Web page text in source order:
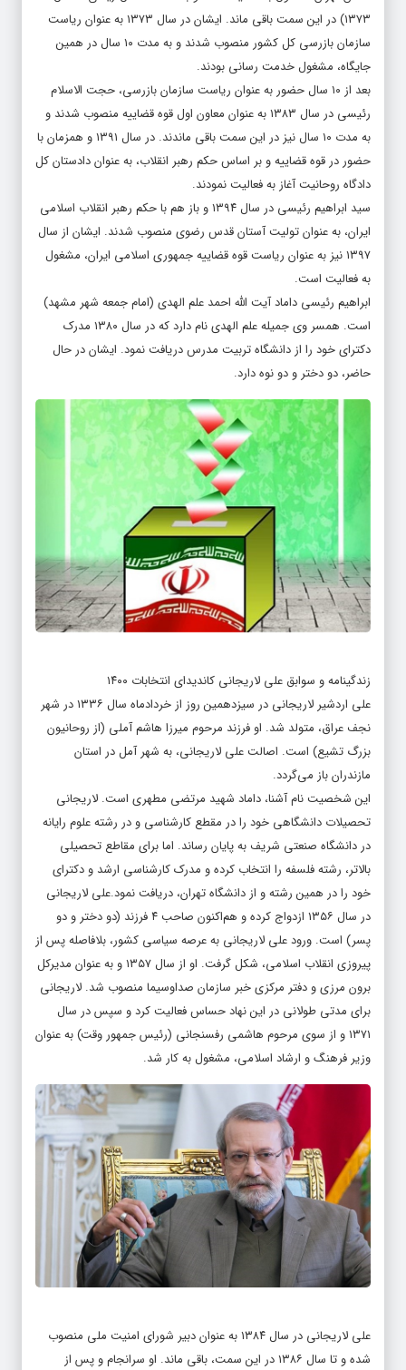
۱۳۷۳) در این سمت باقی ماند. ایشان در سال ۱۳۷۳ به عنوان ریاست
سازمان بازرسی کل کشور منصوب شدند و به مدت ۱۰ سال در همین
جایگاه، مشغول خدمت رسانی بودند.
بعد از ۱۰ سال حضور به عنوان ریاست سازمان بازرسی، حجت الاسلام
رئیسی در سال ۱۳۸۳ به عنوان معاون اول قوه قضاییه منصوب شدند و
به مدت ۱۰ سال نیز در این سمت باقی ماندند. در سال ۱۳۹۱ و همزمان با
حضور در قوه قضاییه و بر اساس حکم رهبر انقلاب، به عنوان دادستان کل
دادگاه روحانیت آغاز به فعالیت نمودند.
سید ابراهیم رئیسی در سال ۱۳۹۴ و باز هم با حکم رهبر انقلاب اسلامی
ایران، به عنوان تولیت آستان قدس رضوی منصوب شدند. ایشان از سال
۱۳۹۷ نیز به عنوان ریاست قوه قضاییه جمهوری اسلامی ایران، مشغول
به فعالیت است.
ابراهیم رئیسی داماد آیت الله احمد علم الهدی (امام جمعه شهر مشهد)
است. همسر وی جمیله علم الهدی نام دارد که در سال ۱۳۸۰ مدرک
دکترای خود را از دانشگاه تربیت مدرس دریافت نمود. ایشان در حال
حاضر، دو دختر و دو نوه دارد.
زندگینامه و سوابق علی لاریجانی کاندیدای انتخابات ۱۴۰۰
علی اردشیر لاریجانی در سیزدهمین روز از خردادماه سال ۱۳۳۶ در شهر
نجف عراق، متولد شد. او فرزند مرحوم میرزا هاشم آملی (از روحانیون
بزرگ تشیع) است. اصالت علی لاریجانی، به شهر آمل در استان
مازندران باز می‌گردد.
این شخصیت نام آشنا، داماد شهید مرتضی مطهری است. لاریجانی
تحصیلات دانشگاهی خود را در مقطع کارشناسی و در رشته علوم رایانه
در دانشگاه صنعتی شریف به پایان رساند. اما برای مقاطع تحصیلی
بالاتر، رشته فلسفه را انتخاب کرده و مدرک کارشناسی ارشد و دکترای
خود را در همین رشته و از دانشگاه تهران، دریافت نمود.علی لاریجانی
در سال ۱۳۵۶ ازدواج کرده و هم‌اکنون صاحب ۴ فرزند (دو دختر و دو
پسر) است. ورود علی لاریجانی به عرصه سیاسی کشور، بلافاصله پس از
پیروزی انقلاب اسلامی، شکل گرفت. او از سال ۱۳۵۷ و به عنوان مدیرکل
برون مرزی و دفتر مرکزی خبر سازمان صداوسیما منصوب شد. لاریجانی
برای مدتی طولانی در این نهاد حساس فعالیت کرد و سپس در سال
۱۳۷۱ و از سوی مرحوم هاشمی رفسنجانی (رئیس جمهور وقت) به عنوان
وزیر فرهنگ و ارشاد اسلامی، مشغول به کار شد.
علی لاریجانی در سال ۱۳۸۴ به عنوان دبیر شورای امنیت ملی منصوب
شده و تا سال ۱۳۸۶ در این سمت، باقی ماند. او سرانجام و پس از